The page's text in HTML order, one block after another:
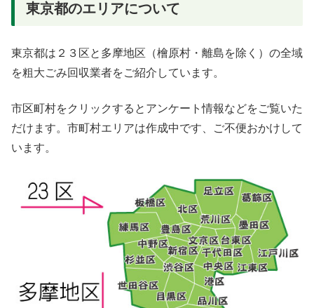
東京都のエリアについて
東京都は２３区と多摩地区（檜原村・離島を除く）の全域
を粗大ごみ回収業者をご紹介しています。
市区町村をクリックするとアンケート情報などをご覧いた
だけます。市町村エリアは作成中です、ご不便おかけして
います。